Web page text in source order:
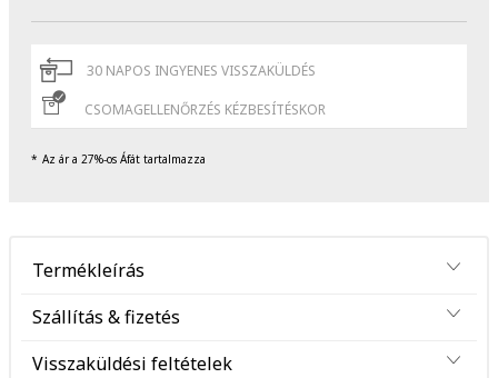
30 NAPOS INGYENES VISSZAKÜLDÉS
CSOMAGELLENŐRZÉS KÉZBESÍTÉSKOR
Az ár a 27%-os Áfát tartalmazza
Termékleírás
Szállítás & fizetés
Visszaküldési feltételek